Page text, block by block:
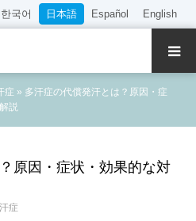
한국어 日本語 Español English
症 » 多汗症の代償発汗とは？原因・症
説
原因・症状・効果的な対
症